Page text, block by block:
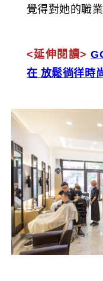
覺得對她的職
<延伸閱讀>
在 放鬆徜徉時